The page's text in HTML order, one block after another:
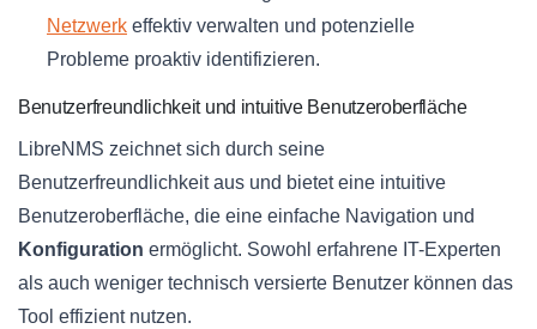
Netzwerk effektiv verwalten und potenzielle
Probleme proaktiv identifizieren.
Benutzerfreundlichkeit und intuitive Benutzeroberfläche
LibreNMS zeichnet sich durch seine
Benutzerfreundlichkeit aus und bietet eine intuitive
Benutzeroberfläche, die eine einfache Navigation und
Konfiguration ermöglicht. Sowohl erfahrene IT-Experten
als auch weniger technisch versierte Benutzer können das
Tool effizient nutzen.